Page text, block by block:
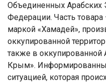
Объединенных Арабских
Федерации. Часть товара
маркой «Хамадей»,
оккупированной
также в
Крым».
ситуацией, которая